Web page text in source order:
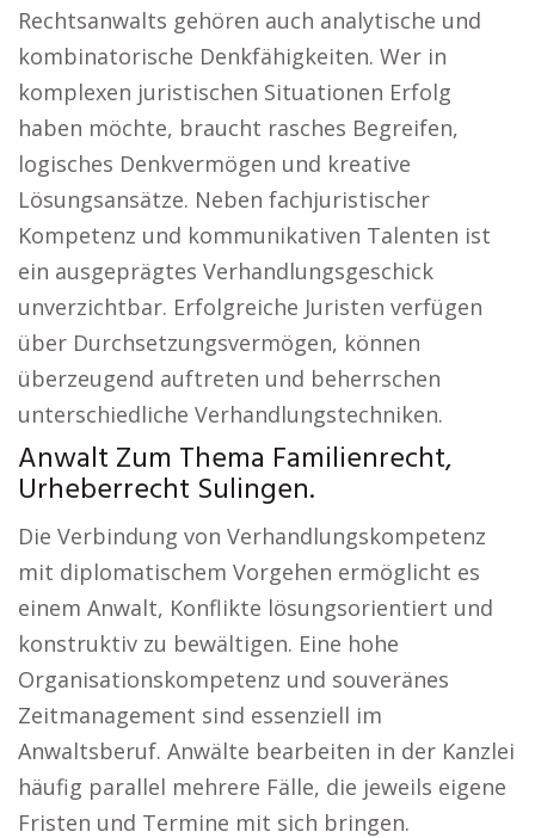
Rechtsanwalts gehören auch analytische und
kombinatorische Denkfähigkeiten. Wer in
komplexen juristischen Situationen Erfolg
haben möchte, braucht rasches Begreifen,
logisches Denkvermögen und kreative
Lösungsansätze. Neben fachjuristischer
Kompetenz und kommunikativen Talenten ist
ein ausgeprägtes Verhandlungsgeschick
unverzichtbar. Erfolgreiche Juristen verfügen
über Durchsetzungsvermögen, können
überzeugend auftreten und beherrschen
unterschiedliche Verhandlungstechniken.
Anwalt Zum Thema Familienrecht,
Urheberrecht Sulingen.
Die Verbindung von Verhandlungskompetenz
mit diplomatischem Vorgehen ermöglicht es
einem Anwalt, Konflikte lösungsorientiert und
konstruktiv zu bewältigen. Eine hohe
Organisationskompetenz und souveränes
Zeitmanagement sind essenziell im
Anwaltsberuf. Anwälte bearbeiten in der Kanzlei
häufig parallel mehrere Fälle, die jeweils eigene
Fristen und Termine mit sich bringen.